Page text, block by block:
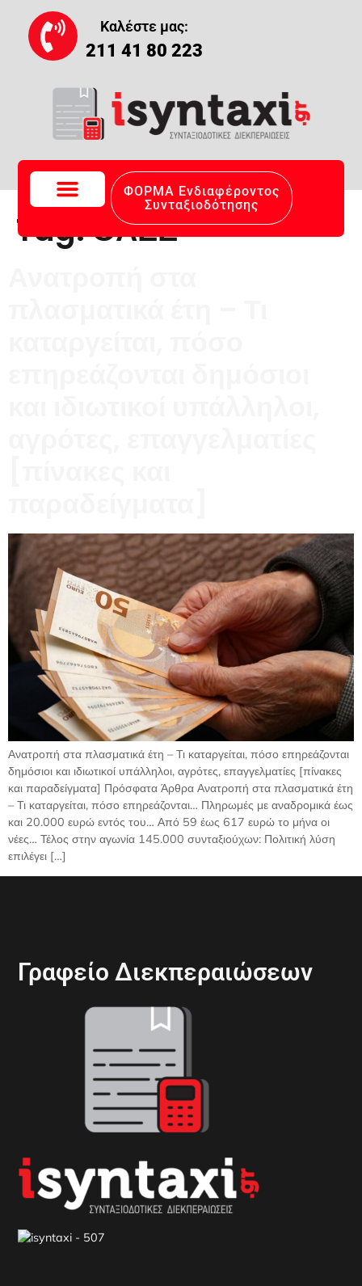
Καλέστε μας:
211 41 80 223
ΦΟΡΜΑ Ενδιαφέροντος
Συνταξιοδότησης
Tag:ΟΑΕΕ
Ανατροπή στα πλασματικά έτη – Τι καταργείται, πόσο επηρεάζονται
δημόσιοι και ιδιωτικοί υπάλληλοι, αγρότες, επαγγελματίες [πίνακες
και παραδείγματα] Πρόσφατα Άρθρα Ανατροπή στα πλασματικά έτη
– Τι καταργείται, πόσο επηρεάζονται… Πληρωμές με αναδρομικά έως
και 20.000 ευρώ εντός του… Από 59 έως 617 ευρώ το μήνα οι
νέες… Τέλος στην αγωνία 145.000 συνταξιούχων: Πολιτική λύση
επιλέγει […]
Γραφείο Διεκπεραιώσεων